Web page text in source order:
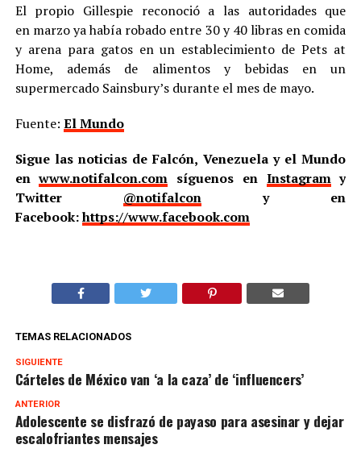
El propio Gillespie reconoció a las autoridades que
en marzo ya había robado entre 30 y 40 libras en comida
y arena para gatos en un establecimiento de Pets at
Home, además de alimentos y bebidas en un
supermercado Sainsbury’s durante el mes de mayo.
Fuente: El Mundo
Sigue las noticias de Falcón, Venezuela y el Mundo
enwww.notifalcon.com síguenos en Instagramy
Twitter @notifalcony en
Facebook:https://www.facebook.com
TEMAS RELACIONADOS
SIGUIENTE
Cárteles de México van ‘a la caza’ de ‘influencers’
ANTERIOR
Adolescente se disfrazó de payaso para asesinar y dejar
escalofriantes mensajes